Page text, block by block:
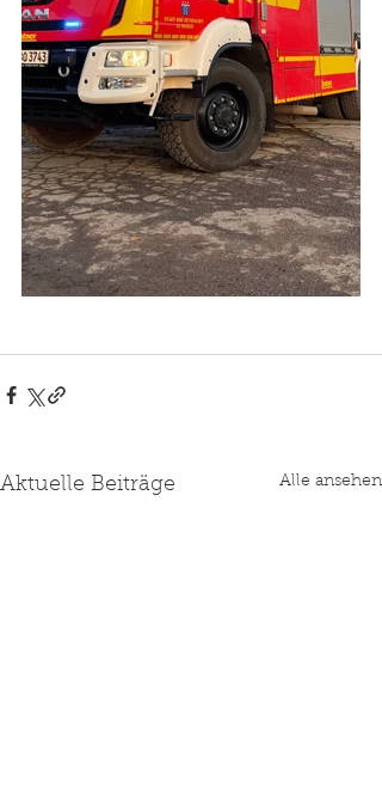
Aktuelle Beiträge Alle ansehen